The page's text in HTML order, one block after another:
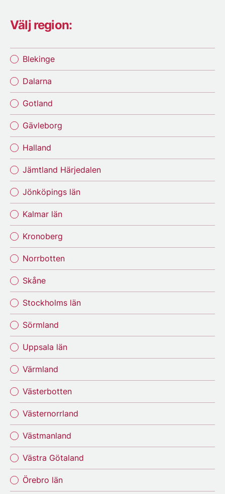
Välj region:
Blekinge
Dalarna
Gotland
Gävleborg
Halland
Jämtland Härjedalen
Jönköpings län
Kalmar län
Kronoberg
Norrbotten
Skåne
Stockholms län
Sörmland
Uppsala län
Värmland
Västerbotten
Västernorrland
Västmanland
Västra Götaland
Örebro län